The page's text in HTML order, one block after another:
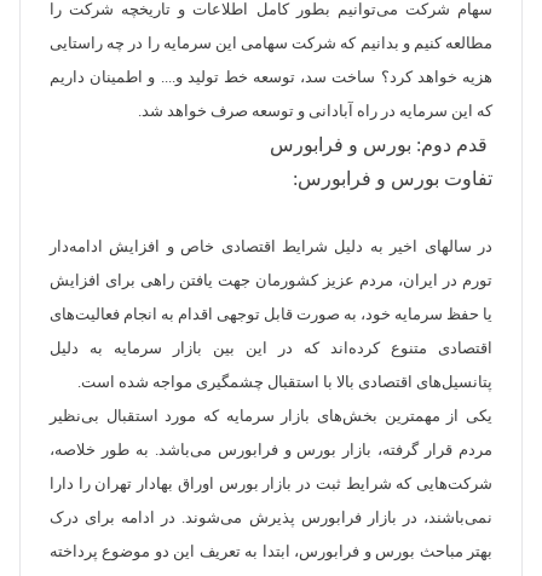
سهام شرکت می‌توانیم بطور کامل اطلاعات و تاریخچه شرکت را
مطالعه کنیم و بدانیم که شرکت سهامی این سرمایه را در چه راستایی
هزیه خواهد کرد؟ ساخت سد، توسعه خط تولید و.... و اطمینان داریم
که این سرمایه در راه آبادانی و توسعه صرف خواهد شد.
قدم دوم: بورس و فرابورس
تفاوت بورس و فرابورس:
در سال­های اخیر به دلیل شرایط اقتصادی خاص و افزایش ادامه­‌دار
تورم در ایران، مردم عزیز کشورمان جهت یافتن راهی برای افزایش
یا حفظ سرمایه خود، به صورت قابل توجهی اقدام به انجام فعالیت‌­های
اقتصادی متنوع کرده‌­اند که در این بین بازار سرمایه به دلیل
پتانسیل‌های اقتصادی بالا با استقبال چشمگیری مواجه شده است.
یکی از مهم­ترین بخش‌های بازار سرمایه که مورد استقبال بی‌نظیر
مردم قرار گرفته، بازار بورس و فرابورس می­‌باشد. به طور خلاصه،
شرکت­‌هایی که شرایط ثبت در بازار بورس اوراق بهادار تهران را دارا
نمی‌­باشند، در بازار فرابورس پذیرش می­‌شوند. در ادامه برای درک
بهتر مباحث بورس و فرابورس، ابتدا به تعریف این دو موضوع پرداخته